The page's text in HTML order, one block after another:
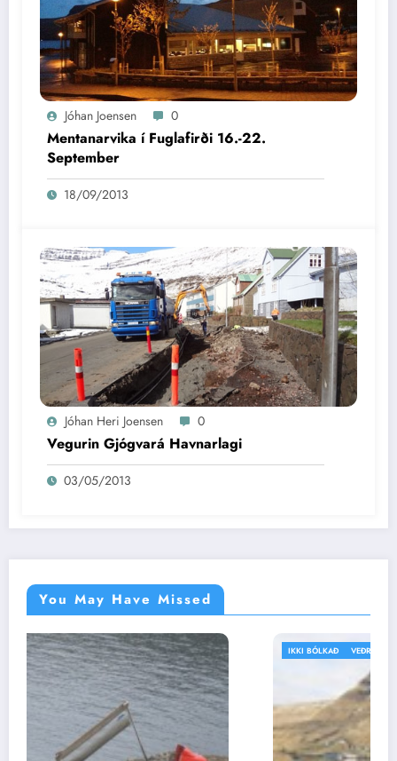
Jóhan Joensen 0
Mentanarvika í Fuglafirði 16.-22.
September
18/09/2013
Jóhan Heri Joensen 0
Vegurin Gjógvará Havnarlagi
03/05/2013
You May Have Missed
IKKI BÓLKAÐ VEÐRIÐ